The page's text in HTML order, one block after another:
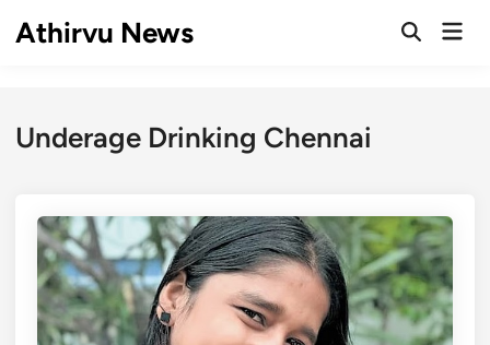
Athirvu News
OpenMain
Underage Drinking Chennai